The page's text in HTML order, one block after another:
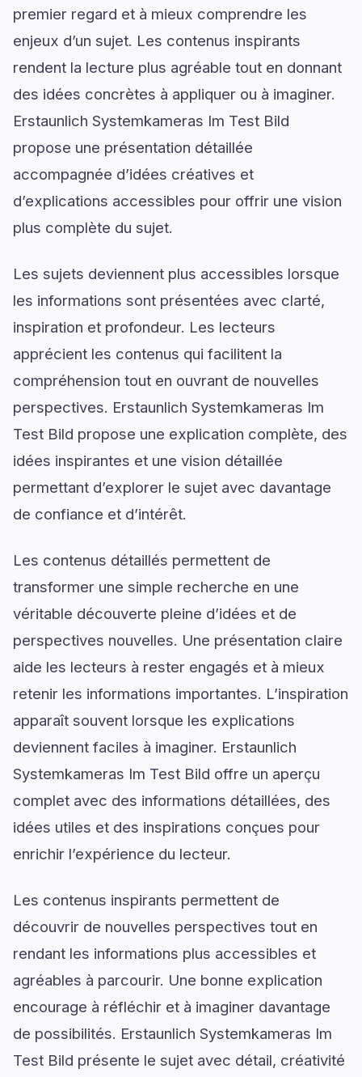
premier regard et à mieux comprendre les
enjeux d’un sujet. Les contenus inspirants
rendent la lecture plus agréable tout en donnant
des idées concrètes à appliquer ou à imaginer.
Erstaunlich Systemkameras Im Test Bild
propose une présentation détaillée
accompagnée d’idées créatives et
d’explications accessibles pour offrir une vision
plus complète du sujet.
Les sujets deviennent plus accessibles lorsque
les informations sont présentées avec clarté,
inspiration et profondeur. Les lecteurs
apprécient les contenus qui facilitent la
compréhension tout en ouvrant de nouvelles
perspectives. Erstaunlich Systemkameras Im
Test Bild propose une explication complète, des
idées inspirantes et une vision détaillée
permettant d’explorer le sujet avec davantage
de confiance et d’intérêt.
Les contenus détaillés permettent de
transformer une simple recherche en une
véritable découverte pleine d’idées et de
perspectives nouvelles. Une présentation claire
aide les lecteurs à rester engagés et à mieux
retenir les informations importantes. L’inspiration
apparaît souvent lorsque les explications
deviennent faciles à imaginer. Erstaunlich
Systemkameras Im Test Bild offre un aperçu
complet avec des informations détaillées, des
idées utiles et des inspirations conçues pour
enrichir l’expérience du lecteur.
Les contenus inspirants permettent de
découvrir de nouvelles perspectives tout en
rendant les informations plus accessibles et
agréables à parcourir. Une bonne explication
encourage à réfléchir et à imaginer davantage
de possibilités. Erstaunlich Systemkameras Im
Test Bild présente le sujet avec détail, créativité